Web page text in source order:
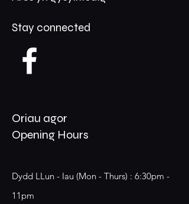
Stay connected
Oriau agor
Opening Hours
Dydd LLun - Iau (Mon - Thurs) : 6:30pm -
11pm